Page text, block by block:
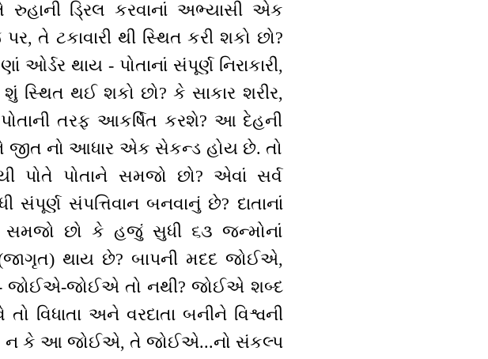
ડ્રિલ કરવાનાં અભ્યાસી એક
તે ટકાવારી થી સ્થિત કરી શકો છો?
થાય - પોતાનાં સંપૂર્ણ નિરાકારી,
શું સ્થિત થઈ શકો છો? કે સાકાર શરીર,
તરફ આકર્ષિત કરશે? આ દેહની
જીત નો આધાર એક સેકન્ડ હોય છે. તો
પોતે પોતાને સમજો છો? એવાં સર્વ
સંપત્તિવાન બનવાનું છે? દાતાનાં
સમજો છો કે હજું સુધી ૬૩ જન્મોનાં
થાય છે? બાપની મદદ જોઈએ,
જોઈએ-જોઈએ તો નથી? જોઈએ શબ્દ
વિધાતા અને વરદાતા બનીને વિશ્વની
ન કે આ જોઈએ, તે જોઈએ...નો સંકલ્પ